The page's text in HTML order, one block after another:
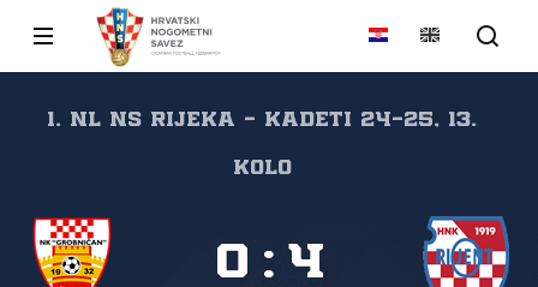
1. NL NS Rijeka - kadeti 24-25, 13.
kolo
0 : 4